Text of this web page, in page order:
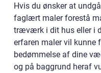
Hvis du ønsker at
faglært maler forestå
træværk i dit hus eller i
erfaren maler vil kunne
bedømmelse af dine
og på baggrund heraf